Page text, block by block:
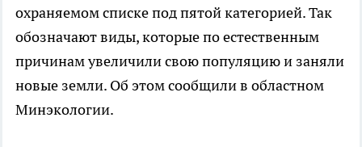
охраняемом списке под пятой категорией. Так
обозначают виды, которые по естественным
причинам увеличили свою популяцию и заняли
новые земли. Об этом сообщили в областном
Минэкологии.